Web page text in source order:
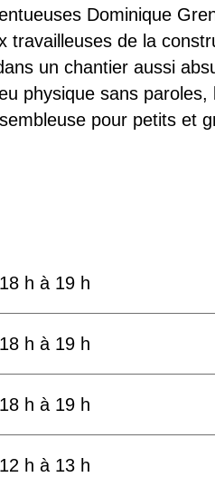
Dominique
travailleuses de la
un chantier aussi
physique sans
pour petits et
18 h à 19 h
18 h à 19 h
18 h à 19 h
12 h à 13 h